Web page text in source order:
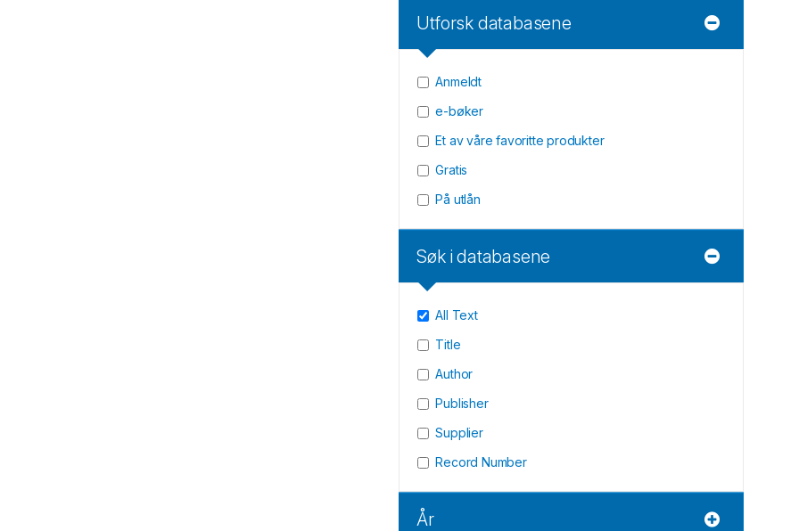
Utforsk databasene
Anmeldt
e-bøker
Et av våre favoritte produkter
Gratis
På utlån
Søk i databasene
All Text
Title
Author
Publisher
Supplier
Record Number
År